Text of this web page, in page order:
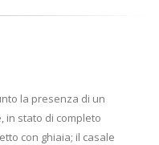
la presenza di un
in stato di completo
con ghiaia; il casale